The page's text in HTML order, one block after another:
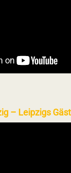
– Leipzigs